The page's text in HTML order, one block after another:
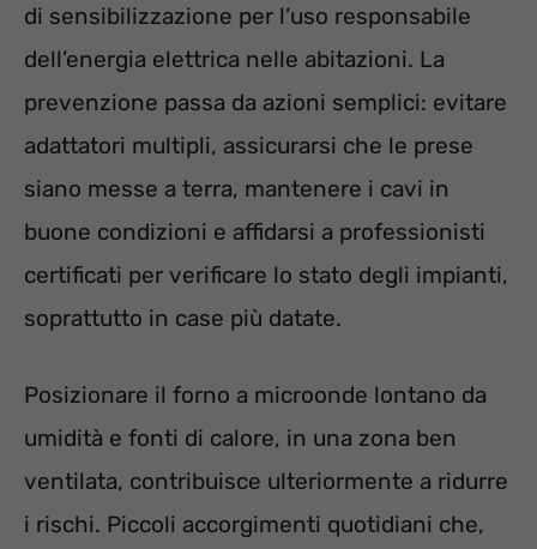
di sensibilizzazione per l’uso responsabile
dell’energia elettrica nelle abitazioni. La
prevenzione passa da azioni semplici: evitare
adattatori multipli, assicurarsi che le prese
siano messe a terra, mantenere i cavi in
buone condizioni e affidarsi a professionisti
certificati per verificare lo stato degli impianti,
soprattutto in case più datate.
Posizionare il forno a microonde lontano da
umidità e fonti di calore, in una zona ben
ventilata, contribuisce ulteriormente a ridurre
i rischi. Piccoli accorgimenti quotidiani che,